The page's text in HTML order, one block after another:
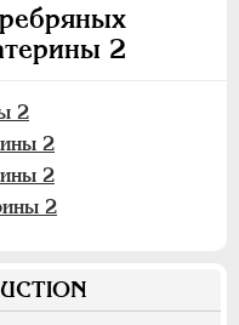
2
2
2
2
2